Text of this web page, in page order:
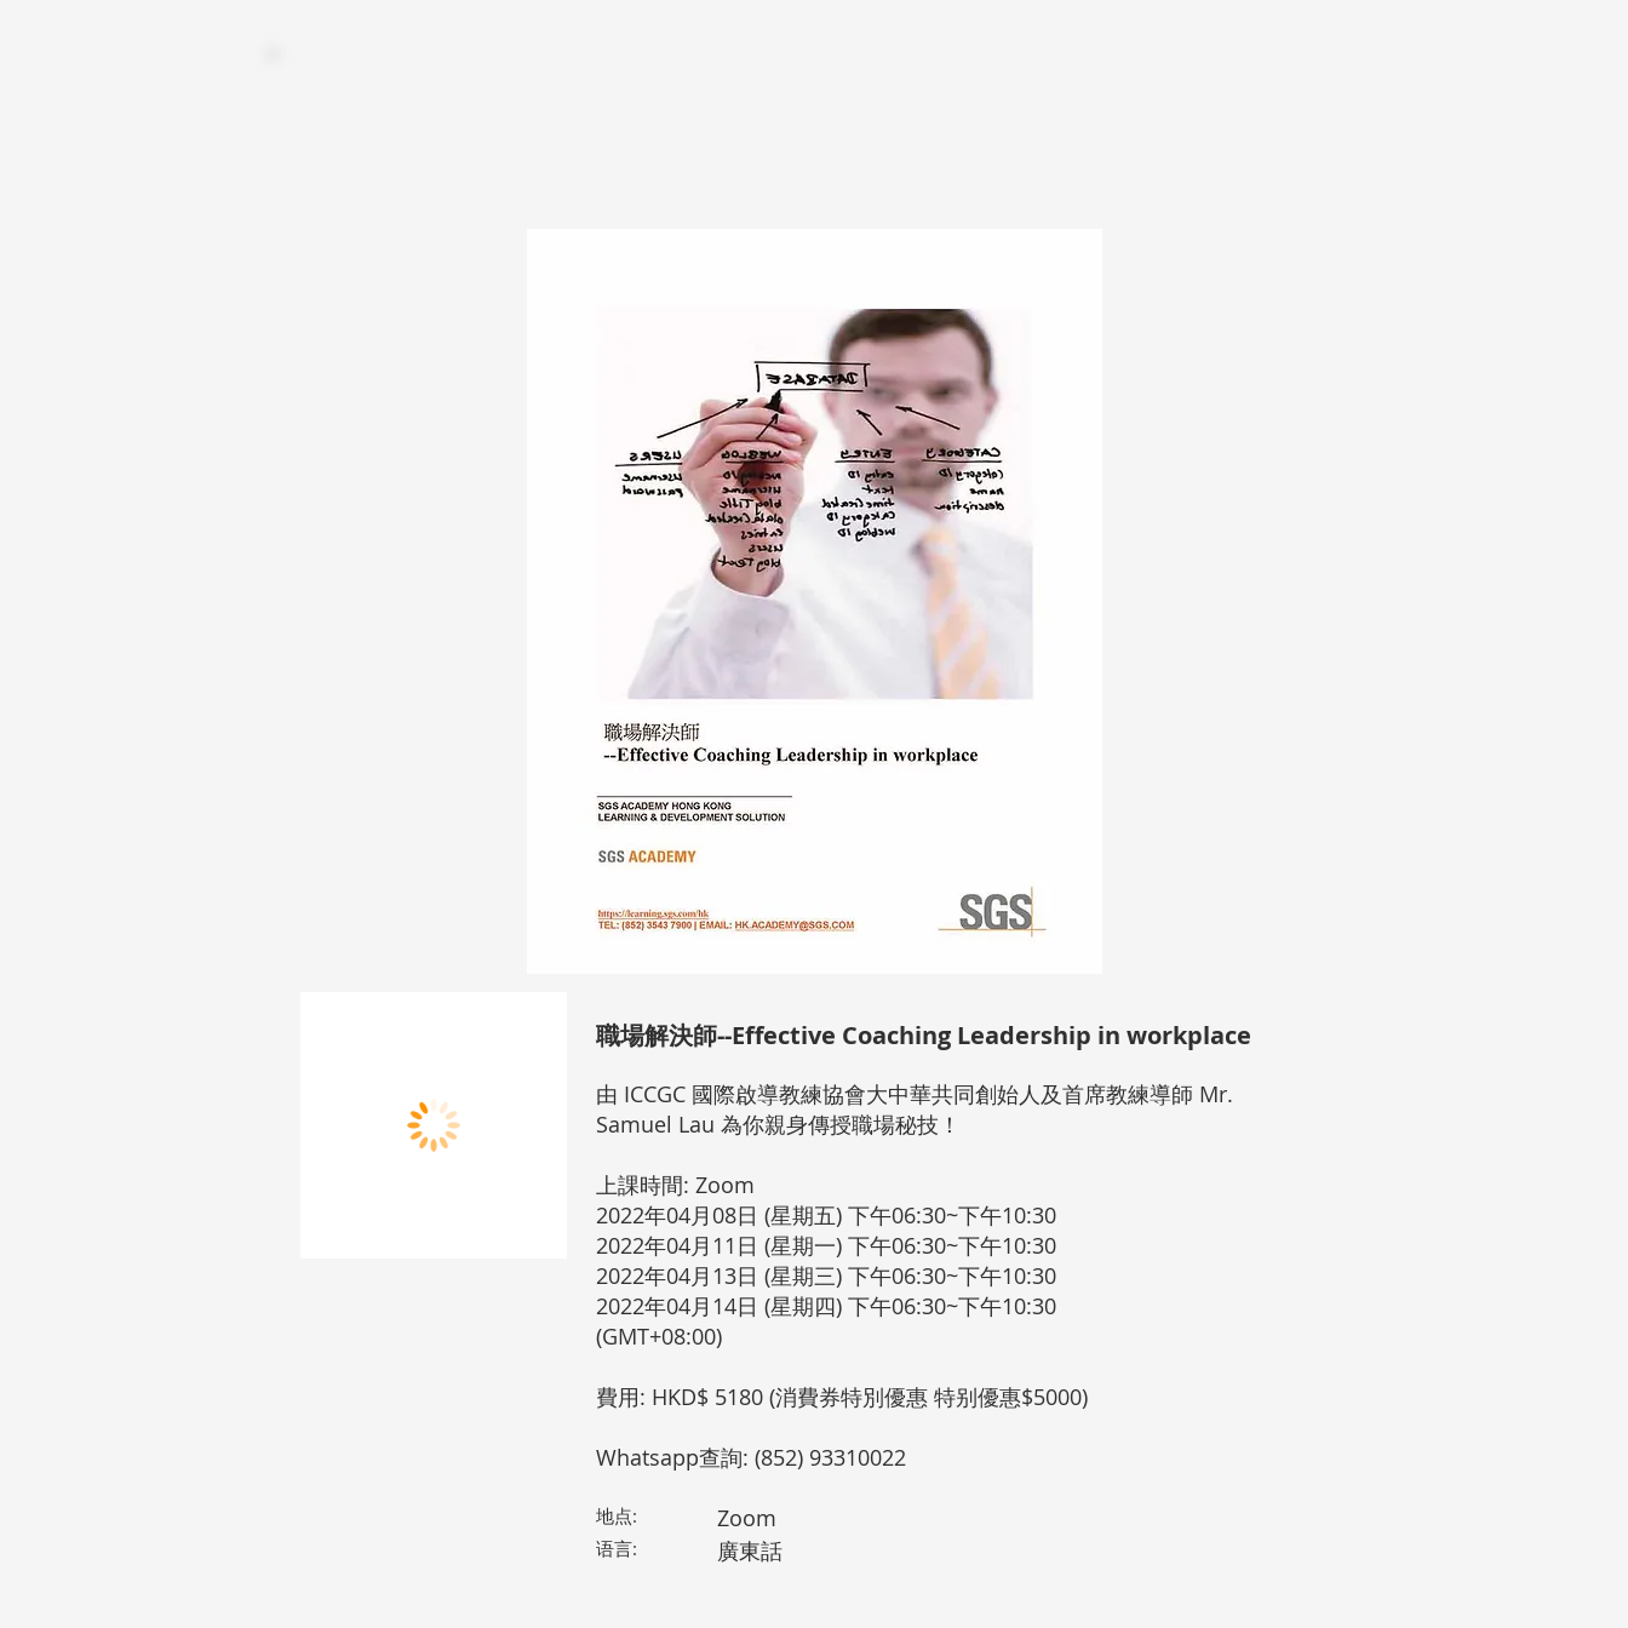
職場解決師--Effective Coaching Leadership in workplace
由 ICCGC 國際啟導教練協會大中華共同創始人及首席教練導師 Mr.
Samuel Lau 為你親身傳授職場秘技！
上課時間: Zoom
2022年04月08日 (星期五) 下午06:30~下午10:30
2022年04月11日 (星期一) 下午06:30~下午10:30
2022年04月13日 (星期三) 下午06:30~下午10:30
2022年04月14日 (星期四) 下午06:30~下午10:30
(GMT+08:00)
費用: HKD$ 5180 (消費券特別優惠 特别優惠$5000)
Whatsapp查詢: (852) 93310022
地点: Zoom
语言: 廣東話